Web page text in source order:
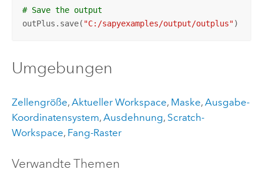
# Save the output
outPlus.save( "C:/sapyexamples/output/outplus")
Umgebungen
Zellengröße, Aktueller Workspace, Maske, Ausgabe-
Koordinatensystem, Ausdehnung, Scratch-
Workspace, Fang-Raster
Verwandte Themen